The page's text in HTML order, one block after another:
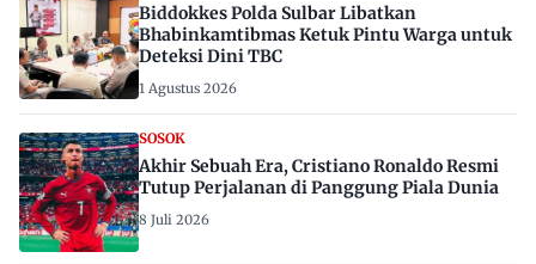
Biddokkes Polda Sulbar Libatkan
Bhabinkamtibmas Ketuk Pintu Warga untuk
Deteksi Dini TBC
1 Agustus 2026
SOSOK
Akhir Sebuah Era, Cristiano Ronaldo Resmi
Tutup Perjalanan di Panggung Piala Dunia
8 Juli 2026